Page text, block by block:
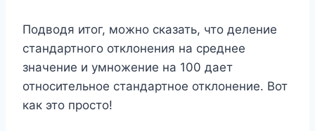
Подводя итог, можно сказать, что деление
стандартного отклонения на среднее
значение и умножение на 100 дает
относительное стандартное отклонение. Вот
как это просто!